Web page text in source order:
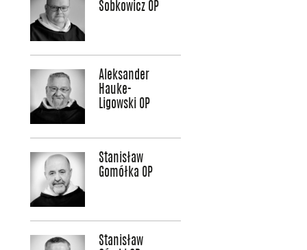
Sobkowicz OP
Aleksander
Hauke-
Ligowski OP
Stanisław
Gomółka OP
Stanisław